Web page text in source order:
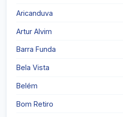
Aricanduva
Artur Alvim
Barra Funda
Bela Vista
Belém
Bom Retiro